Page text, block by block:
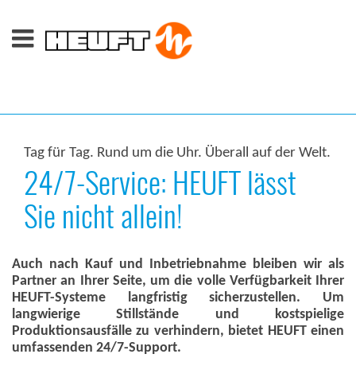
Tag für Tag. Rund um die Uhr. Überall auf der Welt.
24/7-Service: HEUFT lässt
Sie nicht allein!
Auch nach Kauf und Inbetriebnahme bleiben wir als
Partner an Ihrer Seite, um die volle Verfügbarkeit Ihrer
HEUFT-Systeme langfristig sicherzustellen. Um
langwierige Stillstände und kostspielige
Produktionsausfälle zu verhindern, bietet HEUFT einen
umfassenden 24/7-Support.